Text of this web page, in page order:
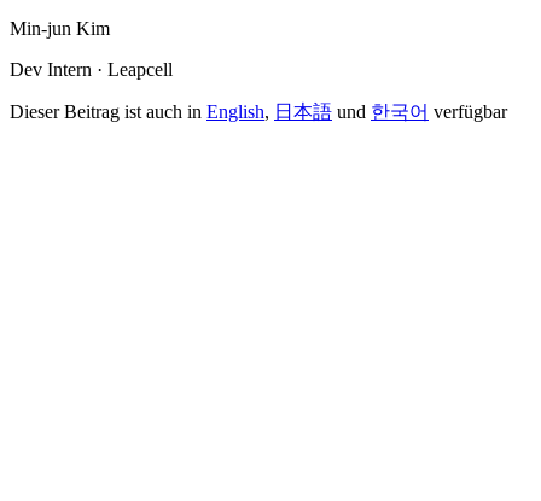
Min-jun Kim
Dev Intern · Leapcell
Dieser Beitrag ist auch in English, 日本語 und 한국어 verfügbar